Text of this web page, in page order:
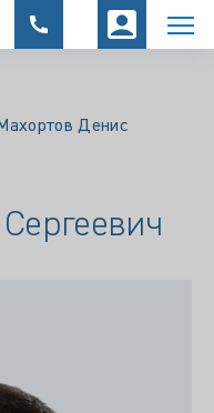
Махортов Денис